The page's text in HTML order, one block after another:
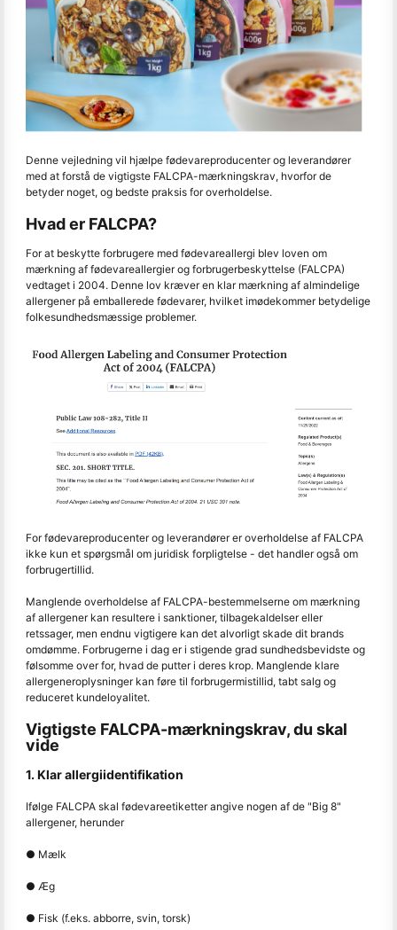
Denne vejledning vil hjælpe fødevareproducenter og leverandører
med at forstå de vigtigste FALCPA-mærkningskrav, hvorfor de
betyder noget, og bedste praksis for overholdelse.
Hvad er FALCPA?
For at beskytte forbrugere med fødevareallergi blev loven om
mærkning af fødevareallergier og forbrugerbeskyttelse (FALCPA)
vedtaget i 2004. Denne lov kræver en klar mærkning af almindelige
allergener på emballerede fødevarer, hvilket imødekommer betydelige
folkesundhedsmæssige problemer.
For fødevareproducenter og leverandører er overholdelse af FALCPA
ikke kun et spørgsmål om juridisk forpligtelse - det handler også om
forbrugertillid.
Manglende overholdelse af FALCPA-bestemmelserne om mærkning
af allergener kan resultere i sanktioner, tilbagekaldelser eller
retssager, men endnu vigtigere kan det alvorligt skade dit brands
omdømme. Forbrugerne i dag er i stigende grad sundhedsbevidste og
følsomme over for, hvad de putter i deres krop. Manglende klare
allergeneroplysninger kan føre til forbrugermistillid, tabt salg og
reduceret kundeloyalitet.
Vigtigste FALCPA-mærkningskrav, du skal
vide
1. Klar allergiidentifikation
Ifølge FALCPA skal fødevareetiketter angive nogen af de "Big 8"
allergener, herunder
● Mælk
● Æg
● Fisk (f.eks. abborre, svin, torsk)